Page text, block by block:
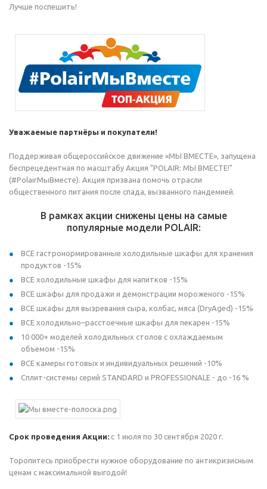
Лучше поспешить!
Уважаемые партнёры и покупатели!
Поддерживая общероссийское движение «МЫ ВМЕСТЕ», запущена
беспрецедентная по масштабу Акция "POLAIR: МЫ ВМЕСТЕ!"
(#PolairМыВместе). Акция призвана помочь отрасли
общественного питания после спада, вызванного пандемией.
В рамках акции снижены цены на самые
популярные модели POLAIR:
ВСЕ гастронормированные холодильные шкафы для хранения
продуктов -15%
ВСЕ холодильные шкафы для напитков -15%
ВСЕ шкафы для продажи и демонстрации мороженого -15%
ВСЕ шкафы для вызревания сыра, колбас, мяса (DryAged) -15%
ВСЕ холодильно–расстоечные шкафы для пекарен -15%
10 000+ моделей холодильных столов с охлаждаемым
объемом -15%
ВCЕ камеры готовых и индивидуальных решений -10%
Сплит-системы серий STANDARD и PROFESSIONALE - до -16 %
Срок проведения Акции: с 1 июля по 30 сентября 2020 г.
Торопитесь приобрести нужное оборудование по антикризисным
ценам с максимальной выгодой!